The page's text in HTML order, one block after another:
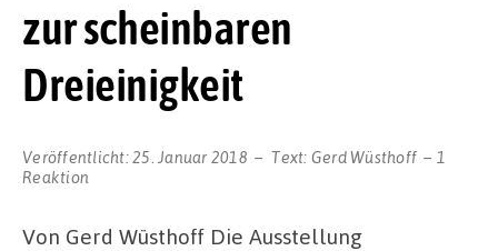
zur scheinbaren
Dreieinigkeit
Veröffentlicht:25. Januar 2018 Text: Gerd Wüsthoff
1
Reaktion
Von Gerd Wüsthoff Die Ausstellung